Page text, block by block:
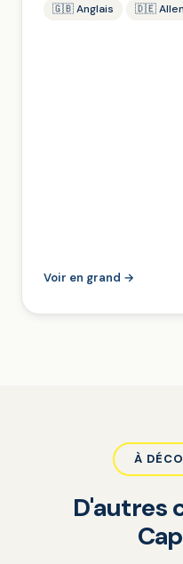
🇬🇧 Anglais 🇩🇪
Voir en grand →
À
D'autres